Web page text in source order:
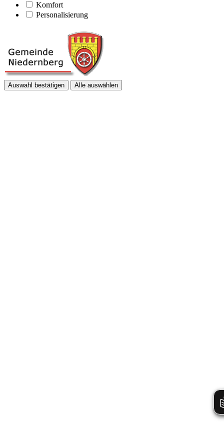
Komfort
Personalisierung
Auswahl bestätigen Alle auswählen